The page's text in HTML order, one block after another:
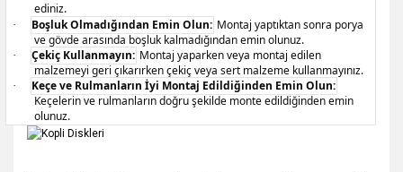
ediniz.
· Boşluk Olmadığından Emin Olun: Montaj yaptıktan sonra porya
ve gövde arasında boşluk kalmadığından emin olunuz.
· Çekiç Kullanmayın: Montaj yaparken veya montaj edilen
malzemeyi geri çıkarırken çekiç veya sert malzeme kullanmayınız.
·
Keçe ve Rulmanların İyi Montaj Edildiğinden Emin Olun:
Keçelerin ve rulmanların doğru şekilde monte edildiğinden emin
olunuz.